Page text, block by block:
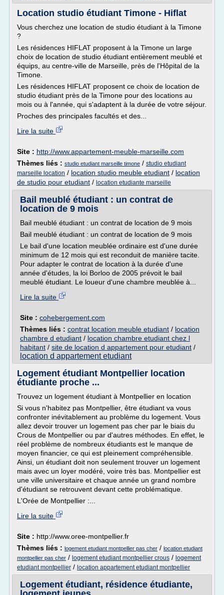
Location studio étudiant Timone - Hiflat
Vous cherchez une location de studio étudiant à la Timone
?
Les résidences HIFLAT proposent à la Timone un large
choix de location de studio étudiant entièrement meublé et
équips, au centre-ville de Marseille, près de l'Hôpital de la
Timone.
Les résidences HIFLAT proposent ce choix de location de
studio étudiant près de la Timone pour des locations au
mois ou à l'année, qui s'adaptent à la durée de votre séjour.
Proches des principales facultés et des...
Lire la suite
Site : http://www.appartement-meuble-marseille.com
Thèmes liés : studio etudiant marseille timone / studio etudiant
marseille location / location studio meuble etudiant / location
de studio pour etudiant / location etudiante marseille
Bail meublé étudiant : un contrat de
location de 9 mois
Bail meublé étudiant : un contrat de location de 9 mois
Bail meublé étudiant : un contrat de location de 9 mois
Le bail d'une location meublée ordinaire est d'une durée
minimum de 12 mois qui est reconduit de manière tacite.
Pour adapter le contrat de location à la durée d'une
année d'études, la loi Borloo de 2005 prévoit le bail
meublé étudiant. Le loueur d'une chambre meublée à...
Lire la suite
Site : cohebergement.com
Thèmes liés : contrat location meuble etudiant / location
chambre d etudiant / location chambre etudiant chez l
habitant / site de location d appartement pour etudiant /
location d appartement etudiant
Logement étudiant Montpellier location
étudiante proche ...
Trouvez un logement étudiant à Montpellier en location
Si vous n'habitez pas Montpellier, être étudiant va vous
confronter inévitablement au problème du logement. Vous
allez devoir trouver un logement pas cher par le biais du
Crous de Montpellier ou par d'autres méthodes. En effet, le
réel problème de nombreux étudiants est le manque de
moyen financier, ce qui est pleinement compréhensible.
Ainsi, un étudiant doit non seulement trouver un logement
mais avec un loyer modéré, voire très bas. Montpellier est
une ville universitaire et chaque année un grand nombre
d'étudiant se retrouvent devant cette problématique.
L'Orée de Montpellier :...
Lire la suite
Site : http://www.oree-montpellier.fr
Thèmes liés : logement etudiant montpellier pas cher / location etudiant
montpellier pas cher / logement etudiant montpellier crous / logement
etudiant montpellier / location appartement etudiant montpellier
Logement étudiant, résidence étudiante,